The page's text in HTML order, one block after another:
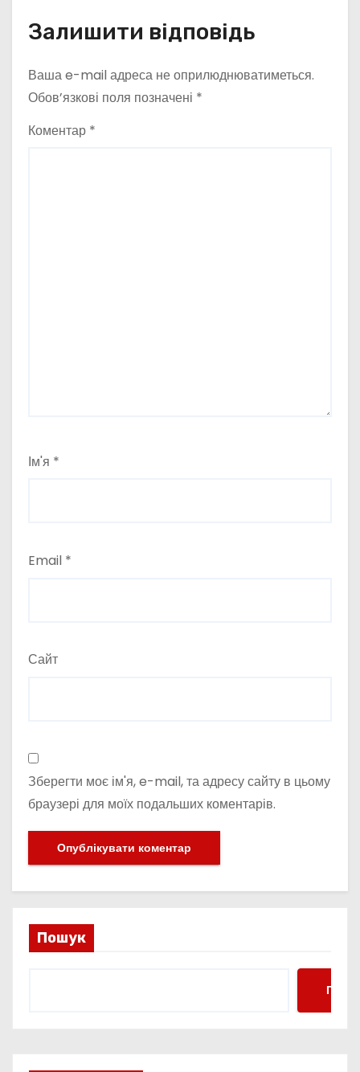
Залишити відповідь
Ваша e-mail адреса не оприлюднюватиметься.
Обов’язкові поля позначені *
Коментар *
Ім'я *
Email *
Сайт
Зберегти моє ім'я, e-mail, та адресу сайту в цьому
браузері для моїх подальших коментарів.
Пошук